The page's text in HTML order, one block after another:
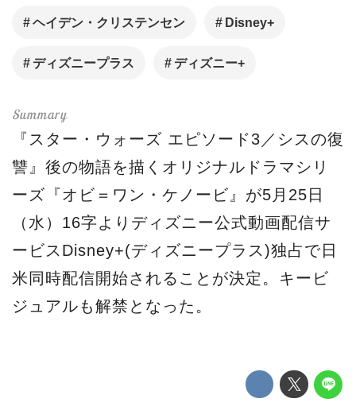
ヘイデン・クリステンセン Disney+
ディズニープラス ディズニー+
『スター・ウォーズ エピソード3／シスの復
讐』後の物語を描くオリジナルドラマシリ
ーズ『オビ＝ワン・ケノービ』が5月25日
（水）16字よりディズニー公式動画配信サ
ービスDisney+(ディズニープラス)独占で日
米同時配信開始されることが決定。キービ
ジュアルも解禁となった。